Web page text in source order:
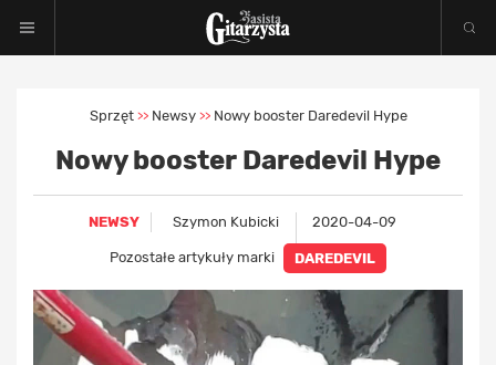
Sprzęt >> Newsy >> Nowy booster Daredevil Hype
Nowy booster Daredevil Hype
NEWSY Szymon Kubicki 2020-04-09
Pozostałe artykuły marki DAREDEVIL